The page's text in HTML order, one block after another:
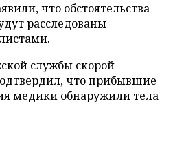
что обстоятельства
расследованы
службы скорой
что прибывшие
медики обнаружили тела